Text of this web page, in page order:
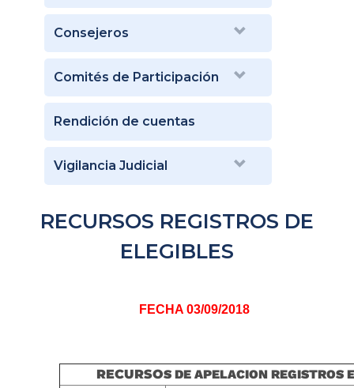
Consejeros
Comités de Participación
Rendición de cuentas
Vigilancia Judicial
RECURSOS REGISTROS DE
ELEGIBLES
FECHA 03/09/2018
RECURSOS DE APELACION REGISTROS